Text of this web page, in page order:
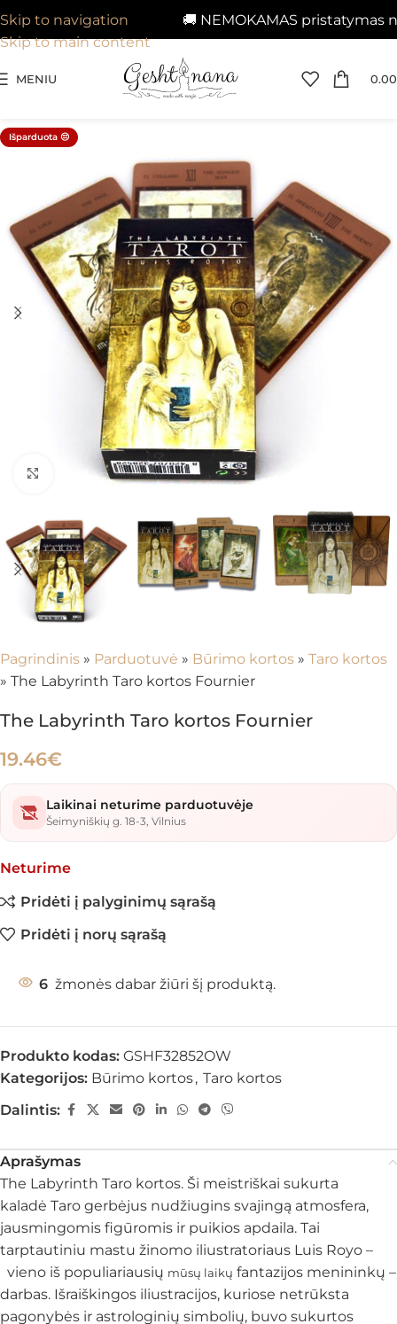
🚚 NEMOKAMAS pristatymas
Skip to navigation
Skip to main content
MENIU 0.00
Išparduota 😔
Spustelėkite, kad padidintumėte
Pagrindinis » Parduotuvė » Būrimo kortos » Taro kortos
» The Labyrinth Taro kortos Fournier
The Labyrinth Taro kortos Fournier
19.46€
Laikinai neturime parduotuvėje
Šeimyniškių g. 18-3, Vilnius
Neturime
Pridėti į palyginimų sąrašą
Pridėti į norų sąrašą
6 žmonės dabar žiūri šį produktą.
Produkto kodas: GSHF32852OW
Kategorijos: Būrimo kortos, Taro kortos
Dalintis:
Aprašymas
The Labyrinth Taro kortos. Ši meistriškai sukurta
kaladė Taro gerbėjus nudžiugins svajingą atmosfera,
jausmingomis figūromis ir puikios apdaila. Tai
tarptautiniu mastu žinomo iliustratoriaus Luis Royo –
vieno iš populiariausių mūsų laikų fantazijos menininkų –
darbas. Išraiškingos iliustracijos, kuriose netrūksta
pagonybės ir astrologinių simbolių, buvo sukurtos